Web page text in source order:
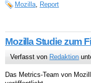
Mozilla, Report
Mozilla Studie zum
Verfasst von Redaktion
Das Metrics-Team von